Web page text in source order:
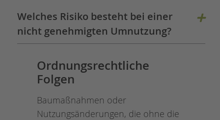
Welches Risiko besteht bei einer
nicht genehmigten Umnutzung?
Ordnungsrechtliche
Folgen
Baumaßnahmen oder
Nutzungsänderungen, die ohne die